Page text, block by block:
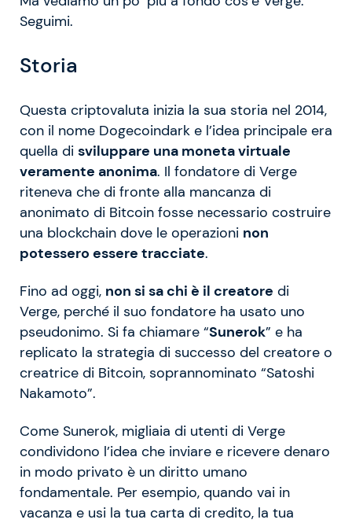
Seguimi.
Storia
Questa criptovaluta inizia la sua storia nel 2014,
con il nome Dogecoindark e l’idea principale era
quella di sviluppare una moneta virtuale
veramente anonima. Il fondatore di Verge
riteneva che di fronte alla mancanza di
anonimato di Bitcoin fosse necessario costruire
una blockchain dove le operazioni non
potessero essere tracciate.
Fino ad oggi, non si sa chi è il creatore di
Verge, perché il suo fondatore ha usato uno
pseudonimo. Si fa chiamare “Sunerok” e ha
replicato la strategia di successo del creatore o
creatrice di Bitcoin, soprannominato “Satoshi
Nakamoto”.
Come Sunerok, migliaia di utenti di Verge
condividono l’idea che inviare e ricevere denaro
in modo privato è un diritto umano
fondamentale. Per esempio, quando vai in
vacanza e usi la tua carta di credito, la tua